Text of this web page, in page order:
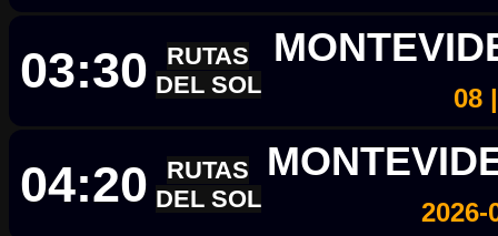
03:30
RUTAS
DEL SOL
08
04:20
RUTAS
DEL SOL
2026-